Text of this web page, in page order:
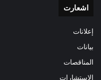
اشعارت
إعلانات
بيانات
المناقصات
الاستشارات